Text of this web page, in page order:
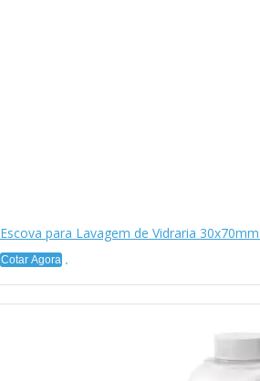
Escova para Lavagem de Vidraria
Cotar Agora